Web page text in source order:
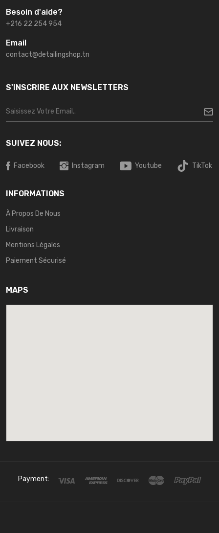
Besoin d'aide?
+216 22 254 954
Email
contact@detailingshop.tn
S'INSCRIRE AUX NEWSLETTERS
SUIVEZ NOUS:
Facebook Instagram Youtube TikTok
INFORMATIONS
À Propos De Nous
Livraison
Mentions Légales
Paiement Sécurisé
MAPS
Payment: